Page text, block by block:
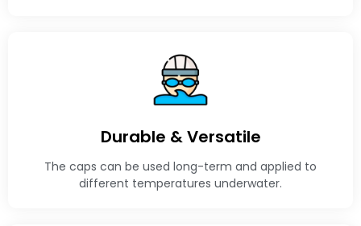
Durable & Versatile
The caps can be used long-term and applied to
different temperatures underwater.